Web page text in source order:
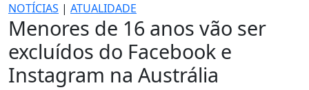
NOTÍCIAS | ATUALIDADE
Menores de 16 anos vão ser
excluídos do Facebook e
Instagram na Austrália